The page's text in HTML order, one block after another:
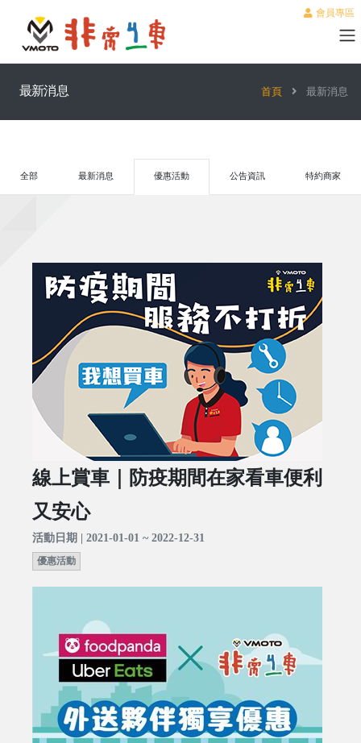
會員專區
最新消息 首頁 最新消息
全部 最新消息 優惠活動 公告資訊 特約商家
線上賞車｜防疫期間在家看車便利
又安心
活動日期 | 2021-01-01 ~ 2022-12-31
優惠活動